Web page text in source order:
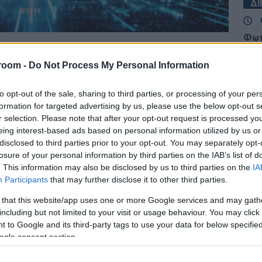
- Do Not Process My Personal Information
opt-out of the sale, sharing to third parties, or processing of your
for targeted advertising by us, please use the below opt-out
selection. Please note that after your opt-out request is processed
interest-based ads based on personal information utilized by us
to third parties prior to your opt-out. You may separately
of your personal information by third parties on the IAB’s list of
This information may also be disclosed by us to third parties on the
Participants that may further disclose it to other third parties.
that this website/app uses one or more Google services and may
but not limited to your visit or usage behaviour. You may
to Google and its third-party tags to use your data for below
consent section.
«εταιρικής σχέσης» ανάμεσα στο
κορυφαίες εταιρείες τεχνητής
σοβαρά ο πρόεδρος των ΗΠΑ, Ντόναλντ
ο Αμερικανός πρόεδρος επιβεβαίωσε
του δημοσίου στο κεφάλαιο αυτών των
λόγο για μια ιδέα που θα μπορούσε να
όφελος του αμερικανικού λαού. Μάλιστα,
προανήγγειλε μια μεγάλη συνάντηση
αναμένεται να πραγματοποιηθεί την
των ισχυρότερων στελεχών του κλάδου.